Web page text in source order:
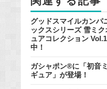
k
グッドスマイルカンパ
ックスシリーズ 雪ミ
ュアコレクション
中！
ガシャポン®に「初音
ギュア」が登場！